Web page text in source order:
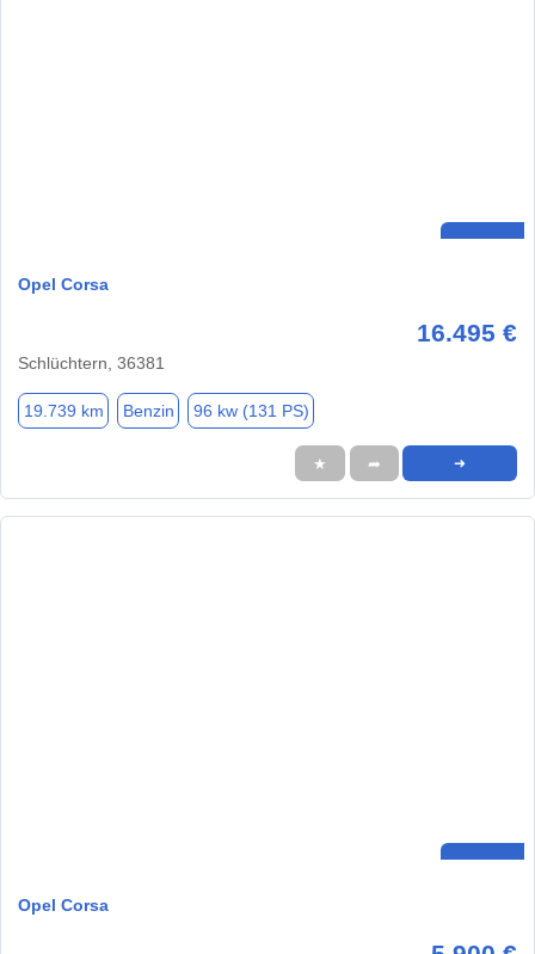
Opel Corsa
16.495 €
Schlüchtern, 36381
19.739 km Benzin 96 kw (131 PS)
★ ➦ ➜
Opel Corsa